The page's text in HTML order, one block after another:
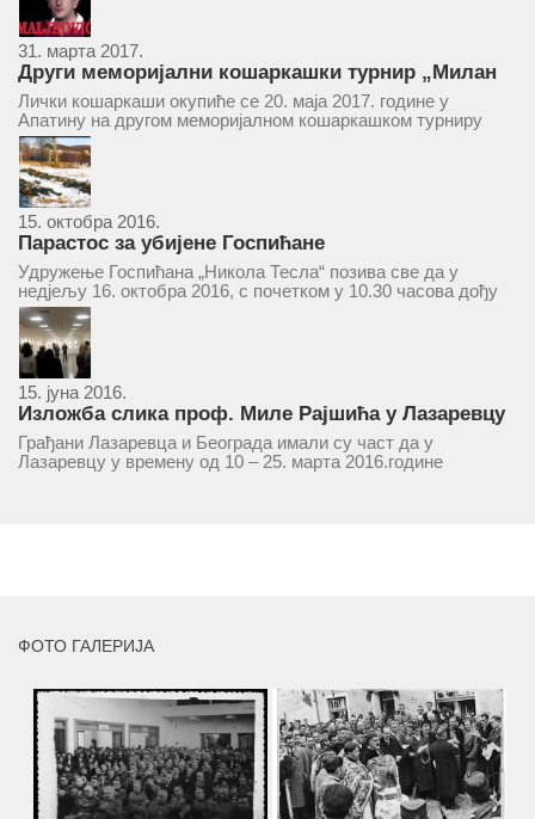
31. марта 2017.
Други меморијални кошаркашки турнир „Милан
Маљковић Маљак“ у Апатину 20. маја 2017.
Лички кошаркаши окупиће се 20. маја 2017. године у
Апатину на другом меморијалном кошаркашком турниру
„Милан Маљковић Маљак“. Као и прошле године,
учествоваће екипе Госпића, Личког Осика, Плашког, као и
комбинована екипа кошаркаша из...
15. октобра 2016.
Парастос за убијене Госпићане
Удружење Госпићана „Никола Тесла“ позива све да у
недјељу 16. октобра 2016, с почетком у 10.30 часова дођу
у цркву Светог оца Николаја у Борчи (Улица Вука Караџића
1), гдје ће бити служен парастос за...
15. јуна 2016.
Изложба слика проф. Миле Рајшића у Лазаревцу
Грађани Лазаревца и Београда имали су част да у
Лазаревцу у времену од 10 – 25. марта 2016.године
ФОТО ГАЛЕРИЈА